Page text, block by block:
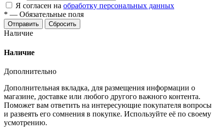
Я согласен на обработку персональных данных
* — Обязательные поля
Отправить Сбросить
Наличие
Наличие
Дополнительно
Дополнительная вкладка, для размещения информации о
магазине, доставке или любого другого важного контента.
Поможет вам ответить на интересующие покупателя вопросы
и развеять его сомнения в покупке. Используйте её по своему
усмотрению.